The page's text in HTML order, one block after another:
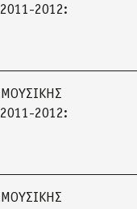
2012:
2012: